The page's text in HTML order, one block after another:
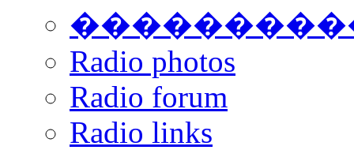
Radio photos
Radio forum
Radio links